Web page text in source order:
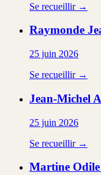
Se recueillir →
Raymonde
25 juin 2026
Se recueillir →
Jean-Michel
25 juin 2026
Se recueillir →
Martine Odile